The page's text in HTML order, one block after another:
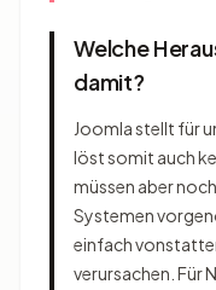
Welche
damit?
Joomla stellt für
löst somit auch
müssen aber
Systemen
einfach
verursachen. Für